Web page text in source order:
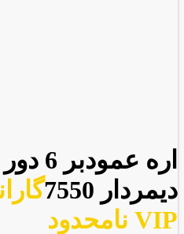
اره
دیمردار 7550
VIP نامحدود